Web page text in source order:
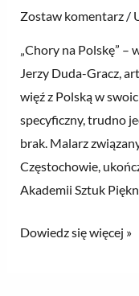
Zostaw komentarz /
„Chory na Polskę” –
Jerzy Duda-Gracz,
więź z Polską w
specyficzny, trudno
brak. Malarz
Częstochowie,
Akademii Sztuk
Dowiedz się więcej »